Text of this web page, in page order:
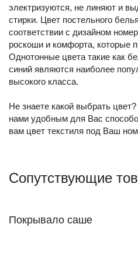
электризуются, не линяют и
стирки. Цвет постельного
соответствии с дизайном
роскоши и комфорта, которые
Однотонные цвета такие как
синий являются наиболее
высокого класса.
Не знаете какой выбрать
нами удобным для Вас
вам цвет текстиля под Ваш
Сопутствующие
Покрывало саше